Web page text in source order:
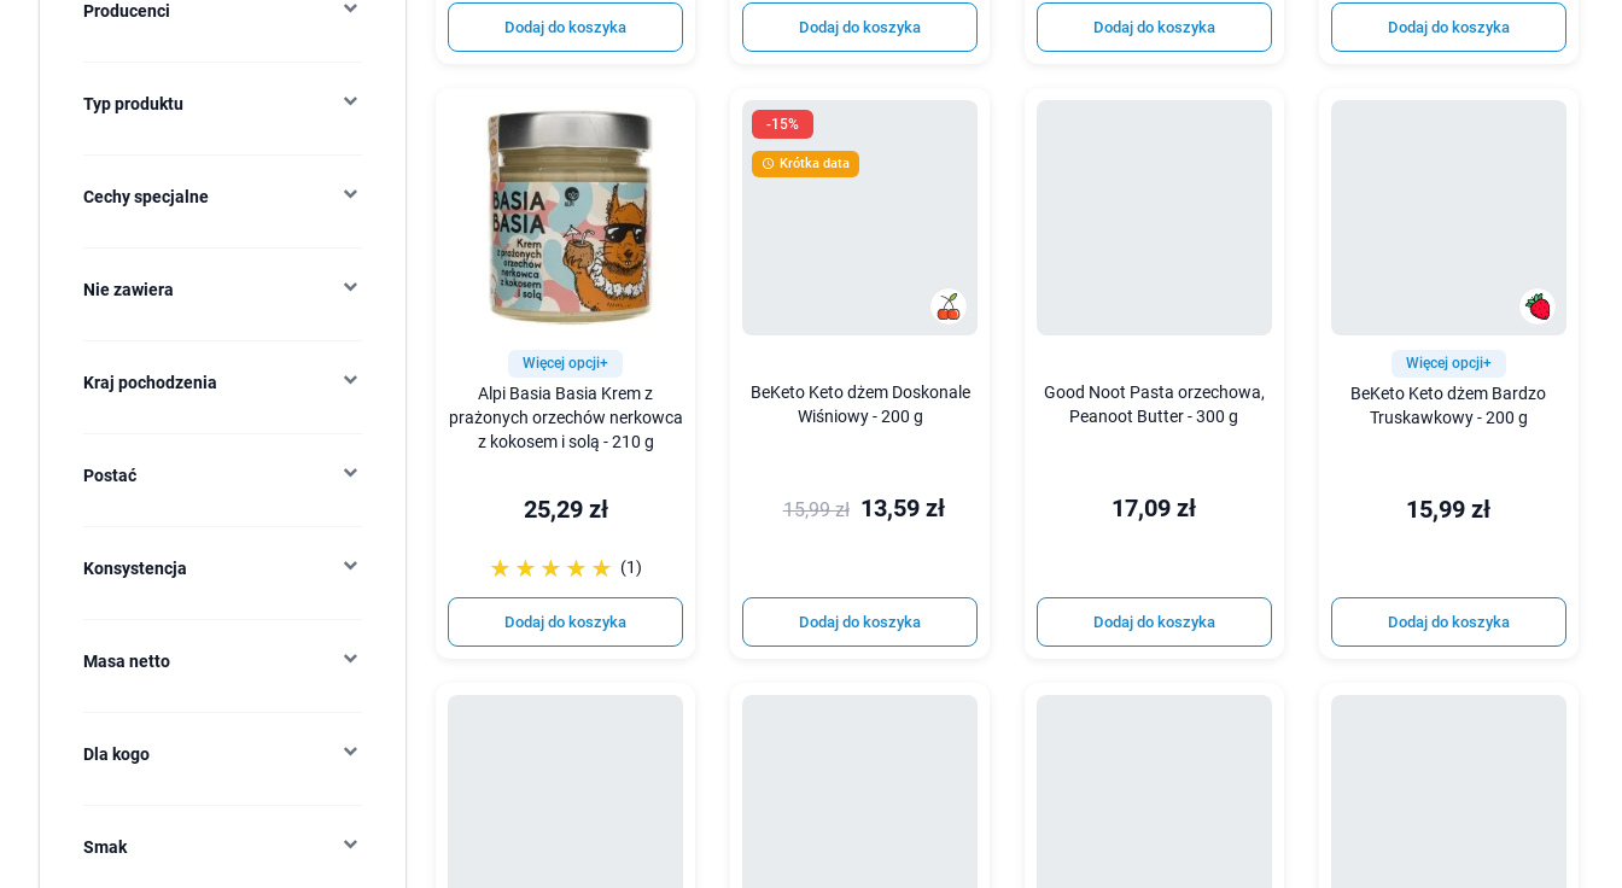
Producenci
Typ produktu
Cechy specjalne
Nie zawiera
Kraj pochodzenia
Postać
Konsystencja
Masa netto
Dla kogo
Smak
Dodaj do koszyka Dodaj do koszyka Dodaj do koszyka Dodaj do koszyka
Więcej opcji+
Alpi Basia Basia Krem z
prażonych orzechów nerkowca
z kokosem i solą - 210 g
25,29 zł
☆☆☆☆☆
★★★★★ (1)
Dodaj do koszyka
-15%
 Krótka data
BeKeto Keto dżem Doskonale
Wiśniowy - 200 g
15,99 zł 13,59 zł
Dodaj do koszyka
Good Noot Pasta orzechowa,
Peanoot Butter - 300 g
17,09 zł
Dodaj do koszyka
Więcej opcji+
BeKeto Keto dżem Bardzo
Truskawkowy - 200 g
15,99 zł
Dodaj do koszyka